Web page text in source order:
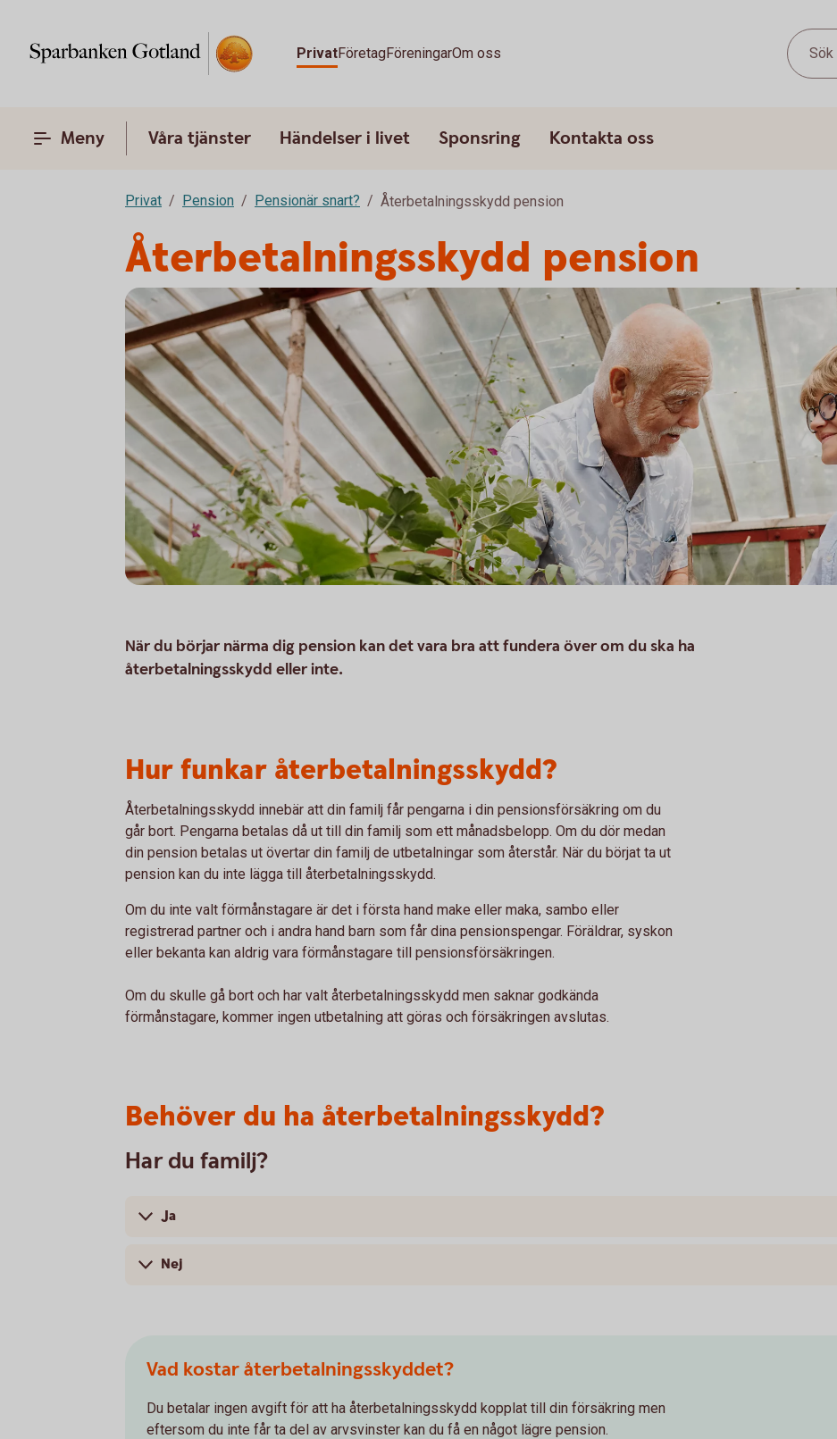
PrivatFöretagFöreningarOm oss Sök
Meny Våra tjänster Händelser i livet Sponsring Kontakta oss
Privat Pension Pensionär snart? Återbetalningsskydd pension
Återbetalningsskydd pension
När du börjar närma dig pension kan det vara bra att fundera över om du ska ha
återbetalningsskydd eller inte.
Hur funkar återbetalningsskydd?
Återbetalningsskydd innebär att din familj får pengarna i din pensionsförsäkring om du
går bort. Pengarna betalas då ut till din familj som ett månadsbelopp. Om du dör medan
din pension betalas ut övertar din familj de utbetalningar som återstår. När du börjat ta ut
pension kan du inte lägga till återbetalningsskydd.
Om du inte valt förmånstagare är det i första hand make eller maka, sambo eller
registrerad partner och i andra hand barn som får dina pensionspengar. Föräldrar, syskon
eller bekanta kan aldrig vara förmånstagare till pensionsförsäkringen.
Om du skulle gå bort och har valt återbetalningsskydd men saknar godkända
förmånstagare, kommer ingen utbetalning att göras och försäkringen avslutas.
Behöver du ha återbetalningsskydd?
Har du familj?
Ja
Nej
Vad kostar återbetalningsskyddet?
Du betalar ingen avgift för att ha återbetalningsskydd kopplat till din försäkring men
eftersom du inte får ta del av arvsvinster kan du få en något lägre pension.